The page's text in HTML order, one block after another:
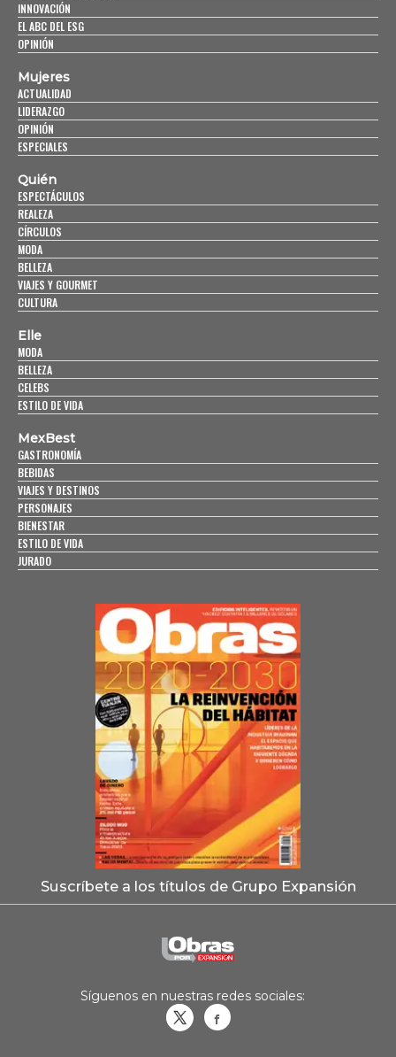
INNOVACIÓN
EL ABC DEL ESG
OPINIÓN
Mujeres
ACTUALIDAD
LIDERAZGO
OPINIÓN
ESPECIALES
Quién
ESPECTÁCULOS
REALEZA
CÍRCULOS
MODA
BELLEZA
VIAJES Y GOURMET
CULTURA
Elle
MODA
BELLEZA
CELEBS
ESTILO DE VIDA
MexBest
GASTRONOMÍA
BEBIDAS
VIAJES Y DESTINOS
PERSONAJES
BIENESTAR
ESTILO DE VIDA
JURADO
Suscríbete a los títulos de Grupo Expansión
Síguenos en nuestras redes sociales: